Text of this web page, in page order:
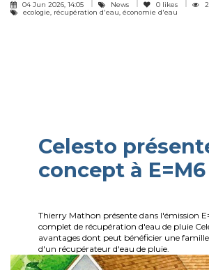
04 Jun 2026, 14:05 News 0 likes
ecologie, récupération d'eau, économie d'eau
Celesto
concept à E=M6
Thierry Mathon présente dans l'émission
complet de récupération d'eau de pluie
avantages dont peut bénéficier une
d'un récupérateur d'eau de pluie.